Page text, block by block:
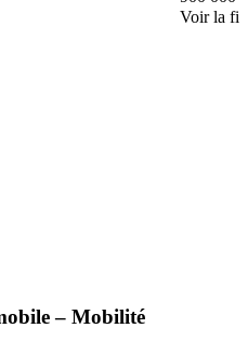
Voir la
– Mobilité